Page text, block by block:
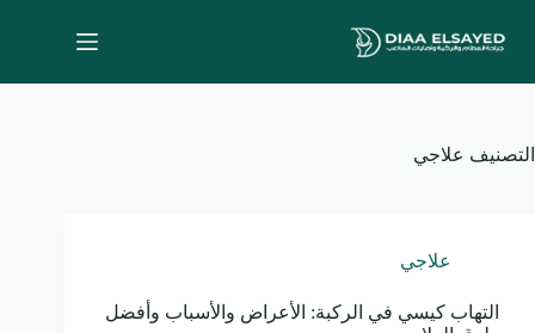
المحتوى
التصنيف علاجي
علاجي
التهاب كيسي في الركبة: الأعراض والأسباب وأفضل